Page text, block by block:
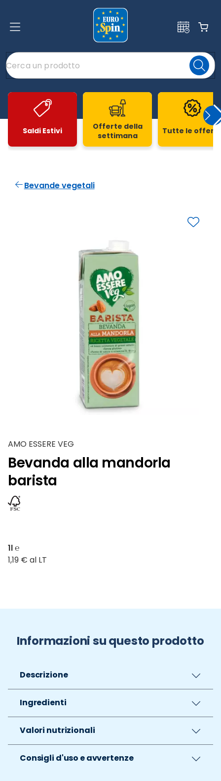
Saldi Estivi
Offerte della
settimana
Tutte le
Bevande vegetali
AMO ESSERE VEG
Bevanda alla mandorla
barista
1l ℮
1,19 € al LT
Informazioni su questo prodotto
Descrizione
Ingredienti
Valori nutrizionali
Consigli d'uso e avvertenze